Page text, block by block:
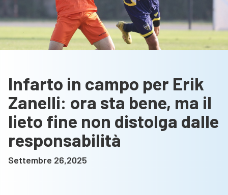
Infarto in campo per Erik
Zanelli: ora sta bene, ma il
lieto fine non distolga dalle
responsabilità
Settembre 26,2025